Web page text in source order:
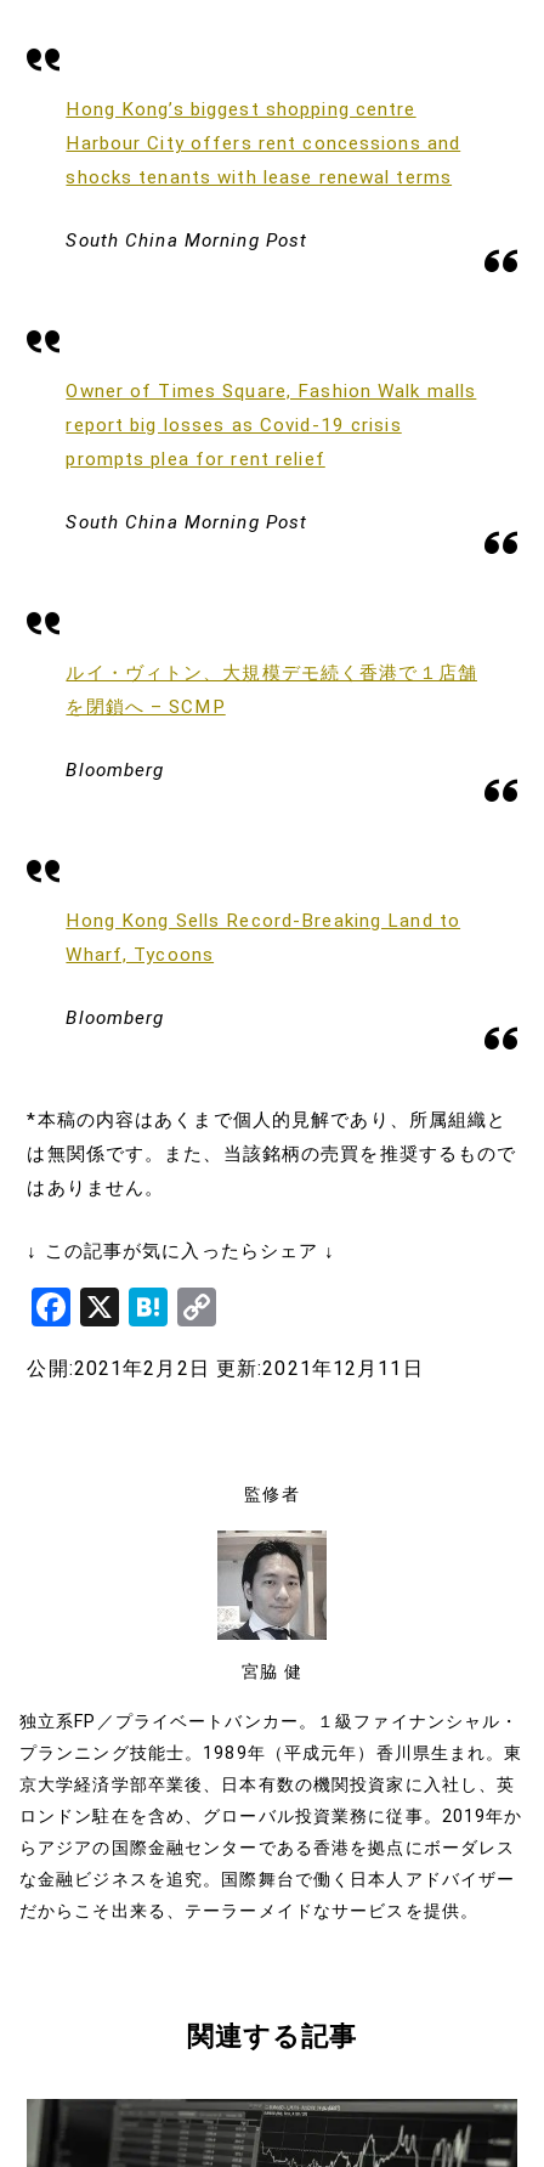
Hong Kong’s biggest shopping centre
Harbour City offers rent concessions and
shocks tenants with lease renewal terms
South China Morning Post
Owner of Times Square, Fashion Walk malls
report big losses as Covid-19 crisis
prompts plea for rent relief
South China Morning Post
ルイ・ヴィトン、大規模デモ続く香港で１店舗
を閉鎖へ – SCMP
Bloomberg
Hong Kong Sells Record-Breaking Land to
Wharf, Tycoons
Bloomberg
*本稿の内容はあくまで個人的見解であり、所属組織と
は無関係です。また、当該銘柄の売買を推奨するもので
はありません。
↓ この記事が気に入ったらシェア ↓
F
c
X
H
e
p
k
公開:2021年2月2日 更新:2021年12月11日
監修者
宮脇 健
独立系FP／プライベートバンカー。１級ファイナンシャル・
プランニング技能士。1989年（平成元年）香川県生まれ。東
京大学経済学部卒業後、日本有数の機関投資家に入社し、英
ロンドン駐在を含め、グローバル投資業務に従事。2019年か
らアジアの国際金融センターである香港を拠点にボーダレス
な金融ビジネスを追究。国際舞台で働く日本人アドバイザー
だからこそ出来る、テーラーメイドなサービスを提供。
関連する記事